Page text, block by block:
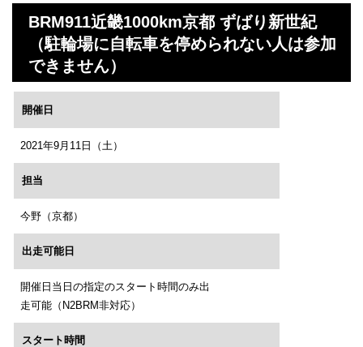
BRM911近畿1000km京都 ずばり新世紀
（駐輪場に自転車を停められない人は参加
できません）
開催日
2021年9月11日（土）
担当
今野（京都）
出走可能日
開催日当日の指定のスタート時間のみ出
走可能（N2BRM非対応）
スタート時間